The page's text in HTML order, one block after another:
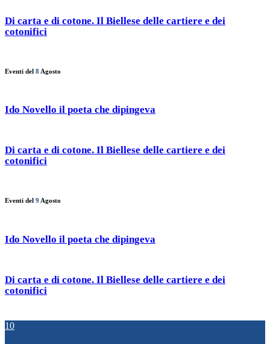
Di carta e di cotone. Il Biellese delle cartiere e dei
cotonifici
Eventi del 8 Agosto
Ido Novello il poeta che dipingeva
Di carta e di cotone. Il Biellese delle cartiere e dei
cotonifici
Eventi del 9 Agosto
Ido Novello il poeta che dipingeva
Di carta e di cotone. Il Biellese delle cartiere e dei
cotonifici
10